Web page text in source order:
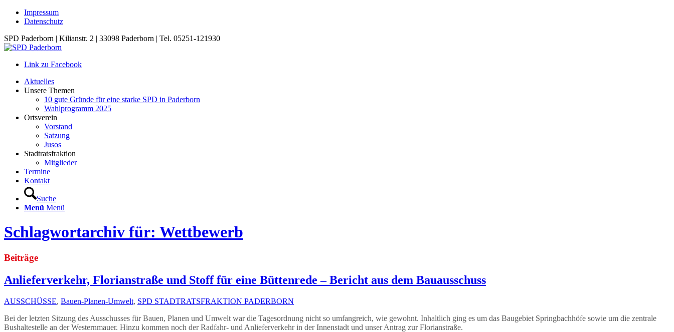
Impressum
Datenschutz
SPD Paderborn | Kilianstr. 2 | 33098 Paderborn | Tel. 05251-121930
Link zu Facebook
Aktuelles
Unsere Themen
10 gute Gründe für eine starke SPD in Paderborn
Wahlprogramm 2025
Ortsverein
Vorstand
Satzung
Jusos
Stadtratsfraktion
Mitglieder
Termine
Kontakt
Suche
Menü Menü
Schlagwortarchiv für: Wettbewerb
Beiträge
Anlieferverkehr, Florianstraße und Stoff für eine Büttenrede – Bericht aus dem Bauausschuss
AUSSCHÜSSE, Bauen-Planen-Umwelt, SPD STADTRATSFRAKTION PADERBORN
Bei der letzten Sitzung des Ausschusses für Bauen, Planen und Umwelt war die Tagesordnung nicht so umfangreich, wie gewohnt. Inhaltlich ging es um das Baugebiet Springbachhöfe sowie um die zentrale
Bushaltestelle an der Westernmauer. Hinzu kommen noch der Radfahr- und Anlieferverkehr in der Innenstadt und unser Antrag zur Florianstraße.